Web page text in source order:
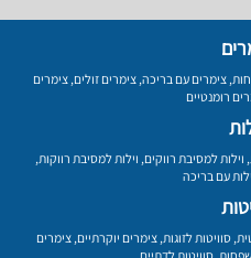
, צימרים עם בריכה, צימרים זולים, צימרים
רומנטיים
, וילות למסיבת רווקים, וילות למסיבת רווקות,
עם בריכה
,סוויטות לזוגות,צימרים יוקרתיים,צימרים